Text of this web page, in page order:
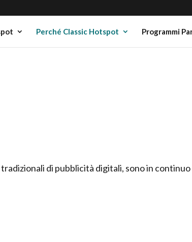
Perché Classic Hotspot Programmi
di pubblicità digitali, sono in continuo